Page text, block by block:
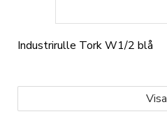
Industrirulle Tork W1/2 blå
Visa